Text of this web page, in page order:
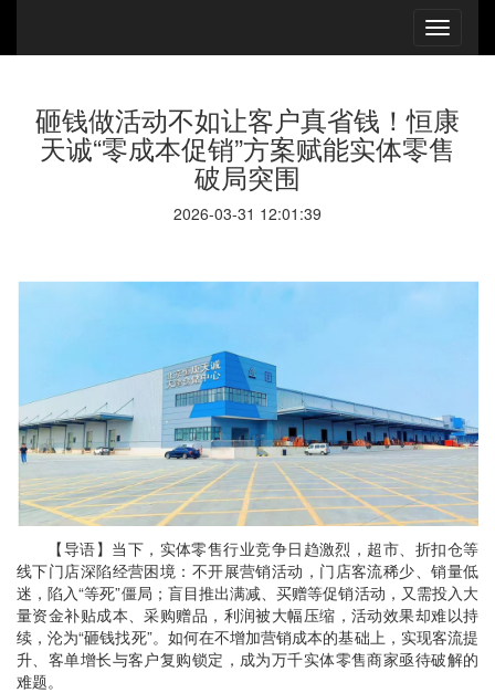
砸钱做活动不如让客户真省钱！恒康
天诚“零成本促销”方案赋能实体零售
破局突围
2026-03-31 12:01:39
【导语】当下，实体零售行业竞争日趋激烈，超市、折扣仓等
线下门店深陷经营困境：不开展营销活动，门店客流稀少、销量低
迷，陷入“等死”僵局；盲目推出满减、买赠等促销活动，又需投入大
量资金补贴成本、采购赠品，利润被大幅压缩，活动效果却难以持
续，沦为“砸钱找死”。如何在不增加营销成本的基础上，实现客流提
升、客单增长与客户复购锁定，成为万千实体零售商家亟待破解的
难题。